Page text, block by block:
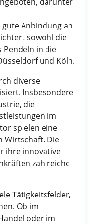
Anbindung an
sowohl die
Pendeln in die
und Köln.
diverse
Insbesondere
die
im
spielen eine
Wirtschaft. Die
ihre innovative
zahlreiche
Tätigkeitsfelder,
Ob im
oder im